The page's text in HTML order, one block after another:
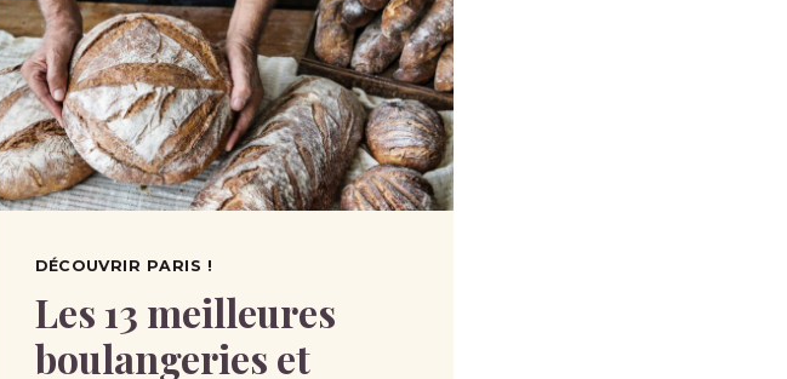
DÉCOUVRIR PARIS !
Les 13 meilleures
boulangeries et